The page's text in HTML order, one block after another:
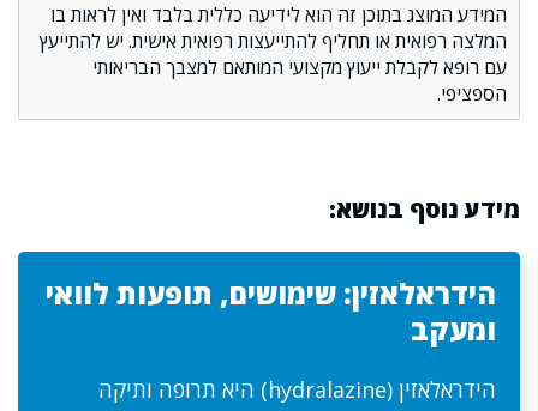
המידע המוצג בתוכן זה הוא לידיעה כללית בלבד ואין לראות בו
המלצה רפואית או תחליף להתייעצות רפואית אישית. יש להתייעץ
עם רופא לקבלת ייעוץ מקצועי המותאם למצבך הבריאותי
הספציפי.
מידע נוסף בנושא:
הידראלאזין: שימושים, תופעות לוואי
ומעקב
הידראלאזין (hydralazine) היא תרופה ותיקה